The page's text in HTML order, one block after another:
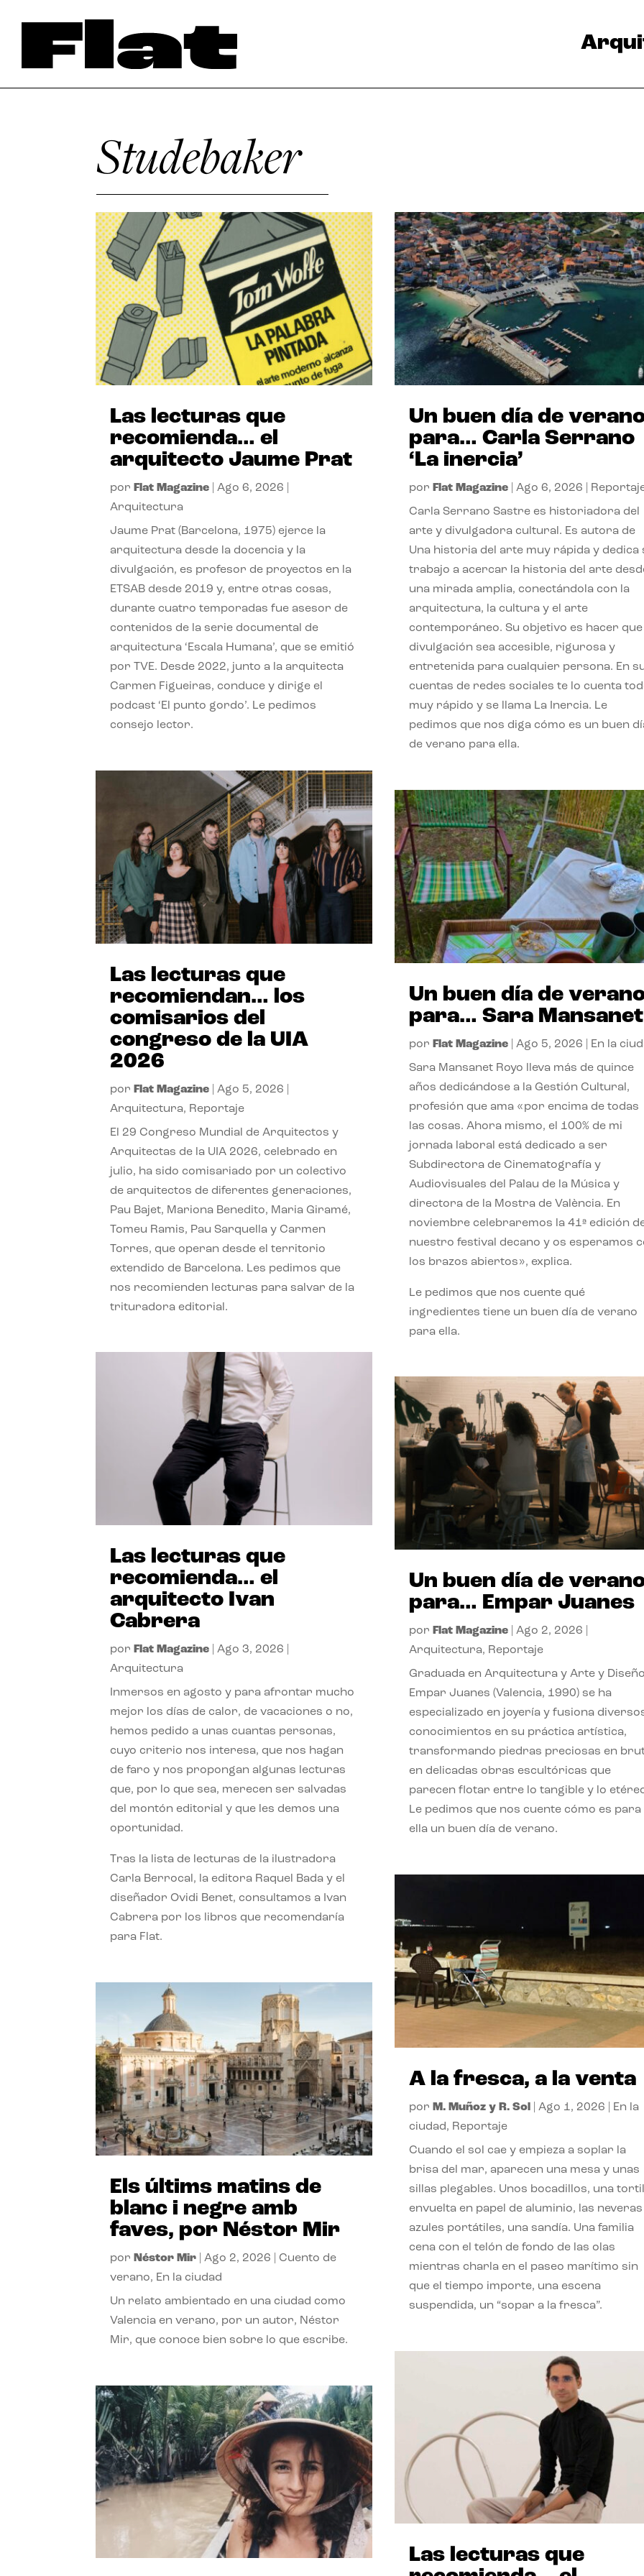
Studebaker
Las lecturas que
recomienda… el
arquitecto Jaume Prat
por Flat Magazine |Ago 6, 2026
Arquitectura
Jaume Prat (Barcelona, 1975) ejerce la
arquitectura desde la docencia y la
divulgación, es profesor de proyectos en la
ETSAB desde 2019 y, entre otras cosas,
durante cuatro temporadas fue asesor de
contenidos de la serie documental de
arquitectura ‘Escala Humana’, que se emitió
por TVE. Desde 2022, junto a la arquitecta
Carmen Figueiras, conduce y dirige el
podcast ‘El punto gordo’. Le pedimos
consejo lector.
Las lecturas que
recomiendan… los
comisarios del
congreso de la UIA
2026
por Flat Magazine |Ago 5, 2026
Arquitectura, Reportaje
El 29 Congreso Mundial de Arquitectos y
Arquitectas de la UIA 2026, celebrado en
julio, ha sido comisariado por un colectivo
de arquitectos de diferentes generaciones,
Pau Bajet, Mariona Benedito, Maria Giramé,
Tomeu Ramis, Pau Sarquella y Carmen
Torres, que operan desde el territorio
extendido de Barcelona. Les pedimos que
nos recomienden lecturas para salvar de la
trituradora editorial.
Las lecturas que
recomienda… el
arquitecto Ivan
Cabrera
por Flat Magazine |Ago 3, 2026
Arquitectura
Inmersos en agosto y para afrontar mucho
mejor los días de calor, de vacaciones o no,
hemos pedido a unas cuantas personas,
cuyo criterio nos interesa, que nos hagan
de faro y nos propongan algunas lecturas
que, por lo que sea, merecen ser salvadas
del montón editorial y que les demos una
oportunidad.
Tras la lista de lecturas de la ilustradora
Carla Berrocal, la editora Raquel Bada y el
diseñador Ovidi Benet, consultamos a Ivan
Cabrera por los libros que recomendaría
para Flat.
Els últims matins de
blanc i negre amb
faves, por Néstor Mir
por Néstor Mir |Ago 2, 2026 |Cuento de
verano, En la ciudad
Un relato ambientado en una ciudad como
Valencia en verano, por un autor, Néstor
Mir, que conoce bien sobre lo que escribe.
Un buen día de
para… Carla Serrano
‘La inercia’
por Flat Magazine| Ago 6, 2026
Carla Serrano Sastre es historiadora del
arte y divulgadora cultural. Es autora de
Una historia del arte muy rápida y dedica
trabajo a acercar la historia del arte
una mirada amplia, conectándola con la
arquitectura, la cultura y el arte
contemporáneo. Su objetivo es hacer que
divulgación sea accesible, rigurosa y
entretenida para cualquier persona. En
cuentas de redes sociales te lo cuenta
muy rápido y se llama La Inercia. Le
pedimos que nos diga cómo es un buen
de verano para ella.
Un buen día de
para… Sara Mansanet
por Flat Magazine| Ago 5, 2026 En la
Sara Mansanet Royo lleva más de quince
años dedicándose a la Gestión Cultural,
profesión que ama «por encima de todas
las cosas. Ahora mismo, el 100% de mi
jornada laboral está dedicado a ser
Subdirectora de Cinematografía y
Audiovisuales del Palau de la Música y
directora de la Mostra de València. En
noviembre celebraremos la 41ª edición
nuestro festival decano y os esperamos
los brazos abiertos», explica.
Le pedimos que nos cuente qué
ingredientes tiene un buen día de verano
para ella.
Un buen día de
para… Empar Juanes
por Flat Magazine| Ago 2, 2026
Arquitectura, Reportaje
Graduada en Arquitectura y Arte y
Empar Juanes (Valencia, 1990) se ha
especializado en joyería y fusiona
conocimientos en su práctica artística,
transformando piedras preciosas en
en delicadas obras escultóricas que
parecen flotar entre lo tangible y lo
Le pedimos que nos cuente cómo es para
ella un buen día de verano.
A la fresca, a la venta
por M. Muñoz y R. Sol Ago 1, 2026
En la
ciudad, Reportaje
Cuando el sol cae y empieza a soplar la
brisa del mar, aparecen una mesa y unas
sillas plegables. Unos bocadillos, una
envuelta en papel de aluminio, las neveras
azules portátiles, una sandía. Una familia
cena con el telón de fondo de las olas
mientras charla en el paseo marítimo sin
que el tiempo importe, una escena
suspendida, un “sopar a la fresca”.
Las lecturas que